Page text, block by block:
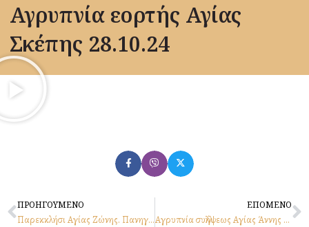
Αγρυπνία εορτής Αγίας
Σκέπης 28.10.24
Prev
ΠΡΟΗΓΟΥΜΕΝΟ
Παρεκκλήσι Αγίας Ζώνης. Πανηγυρική Θεία Λειτουργία 31.8.24
ΕΠΟΜΕΝΟ
Αγρυπνία συλλήψεως Αγίας Άννης 8-9/12/2024